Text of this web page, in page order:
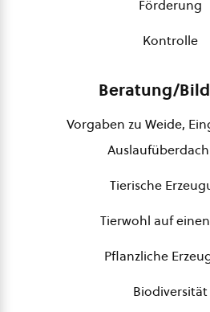
Förderung
Kontrolle
Beratung/
Vorgaben zu Weide,
Tierische
Tierwohl auf
Pflanzliche
Biodiversität